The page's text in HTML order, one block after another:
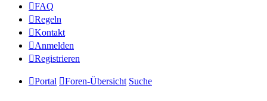
FAQ
Regeln
Kontakt
Anmelden
Registrieren
Portal Foren-Übersicht Suche